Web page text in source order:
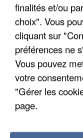
finalités et/ou
choix". Vous
cliquant sur
préférences ne
Vous pouvez
votre
"Gérer les
page.